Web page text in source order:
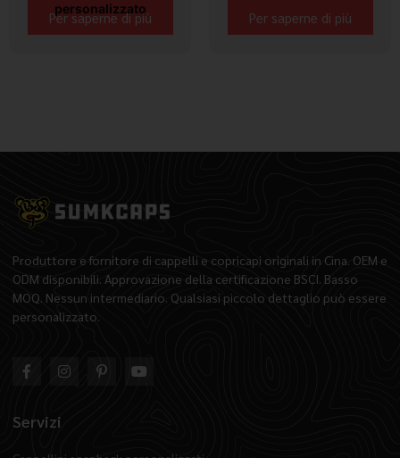
personalizzato
Per saperne di più Per saperne di più
Produttore e fornitore di cappelli e copricapi originali in Cina. OEM e
ODM disponibili. Approvazione della certificazione BSCI. Basso
MOQ. Nessun intermediario. Qualsiasi piccolo dettaglio può essere
personalizzato.
Servizi